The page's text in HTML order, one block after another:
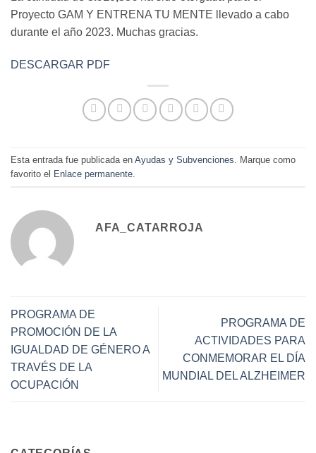
Proyecto GAM Y ENTRENA TU MENTE llevado a cabo
durante el año 2023. Muchas gracias.
DESCARGAR PDF
Esta entrada fue publicada en Ayudas y Subvenciones . Marque como
favorito el Enlace permanente
AFA_CATARROJA
PROGRAMA DE
PROMOCIÓN DE LA
IGUALDAD DE GÉNERO A
TRAVÉS DE LA
OCUPACIÓN
PROGRAMA DE
ACTIVIDADES PARA
CONMEMORAR EL DÍA
MUNDIAL DEL ALZHEIMER